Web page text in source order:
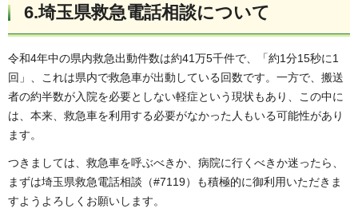
6.埼玉県救急電話相談について
令和4年中の県内救急出動件数は約41万5千件で、「約1分15秒に1
回」、これは県内で救急車が出動している回数です。一方で、搬送
者の約半数が入院を必要としない軽症という現状もあり、この中に
は、本来、救急車を利用する必要がなかった人もいる可能性があり
ます。
つきましては、救急車を呼ぶべきか、病院に行くべきか迷ったら、
まずは埼玉県救急電話相談（#7119）も積極的に御利用いただきま
すようよろしくお願いします。